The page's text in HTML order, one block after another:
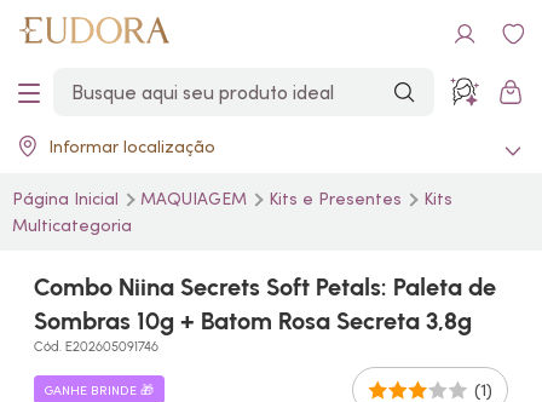
Informar localização
Página Inicial MAQUIAGEM Kits e Presentes
Kits
Multicategoria
Combo Niina Secrets Soft Petals: Paleta de
Sombras 10g + Batom Rosa Secreta 3,8g
Cód. E202605091746
GANHE BRINDE 🎁 (1)